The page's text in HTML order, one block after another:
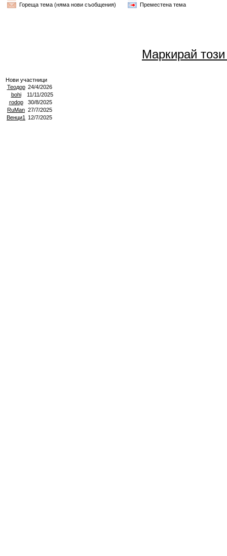
Гореща тема (няма нови съобщения)
Преместена тема
Маркирай
Нови участници
Теодор 24/4/2026
bohi
11/11/2025
rodop
30/8/2025
RuMan 27/7/2025
Венци1
12/7/2025